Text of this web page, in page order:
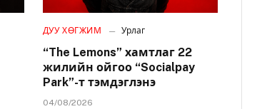
ДУУ ХӨГЖИМ Урлаг
“The Lemons” хамтлаг 22
жилийн ойгоо “Socialpay
Park”-т тэмдэглэнэ
04/08/2026